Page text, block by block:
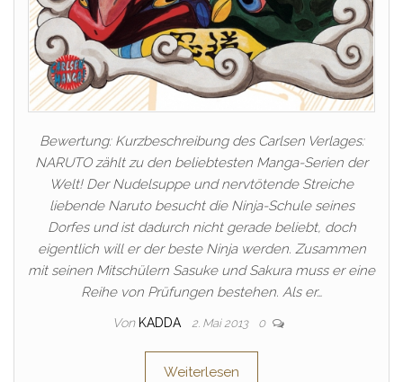
Bewertung: Kurzbeschreibung des Carlsen Verlages:
NARUTO zählt zu den beliebtesten Manga-Serien der
Welt! Der Nudelsuppe und nervtötende Streiche
liebende Naruto besucht die Ninja-Schule seines
Dorfes und ist dadurch nicht gerade beliebt, doch
eigentlich will er der beste Ninja werden. Zusammen
mit seinen Mitschülern Sasuke und Sakura muss er eine
Reihe von Prüfungen bestehen. Als er…
Von KADDA 2. Mai 2013 0
Weiterlesen